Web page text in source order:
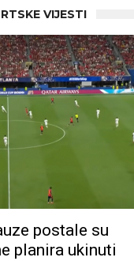
VIJESTI
postale su
planira ukinuti